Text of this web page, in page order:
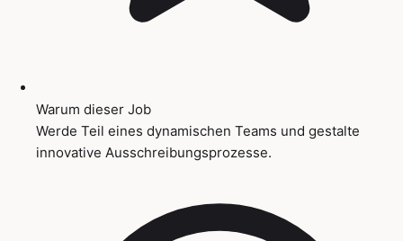
Warum dieser Job
Werde Teil eines dynamischen Teams und gestalte
innovative Ausschreibungsprozesse.